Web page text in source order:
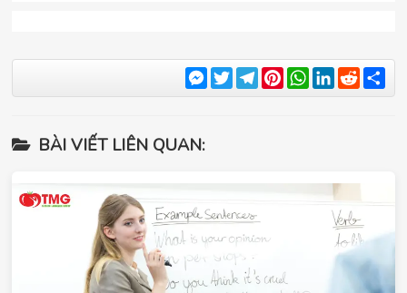
Messenger
TwitterTelegram
Pinterest
WhatsApp
LinkedIn
Reddit
BÀI VIẾT LIÊN QUAN: